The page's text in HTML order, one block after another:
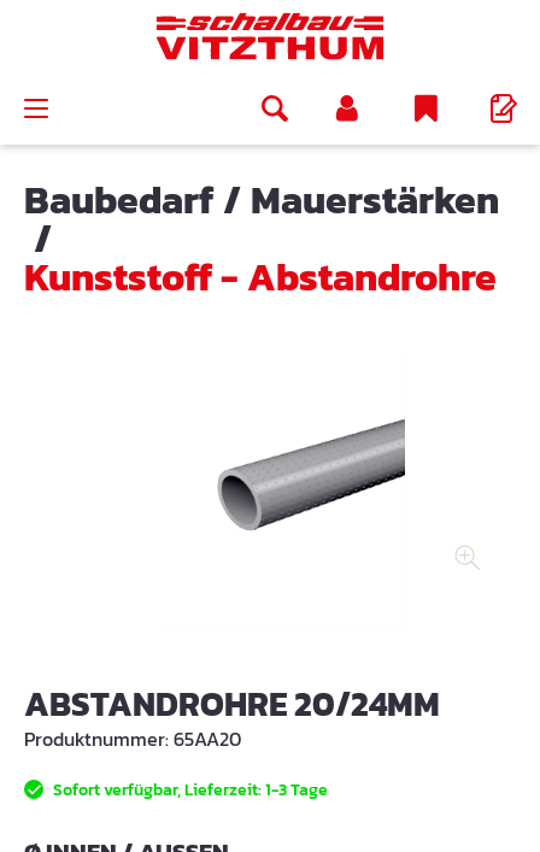
Baubedarf/Mauerstärken
/
Kunststoff - Abstandrohre
ABSTANDROHRE 20/24MM
Produktnummer:65AA20
Sofort verfügbar, Lieferzeit: 1-3 Tage